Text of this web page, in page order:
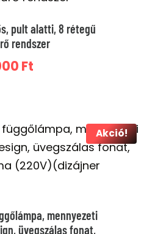
pult alatti, 8 rétegű
rendszer
Ft.
Ft
45.000 Ft.Akció!
mennyezeti
üvegszálas fonat,